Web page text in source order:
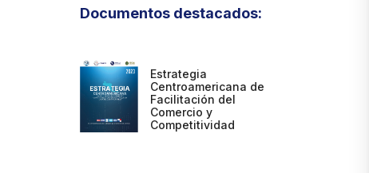
Documentos destacados:
Estrategia
Centroamericana de
Facilitación del
Comercio y
Competitividad